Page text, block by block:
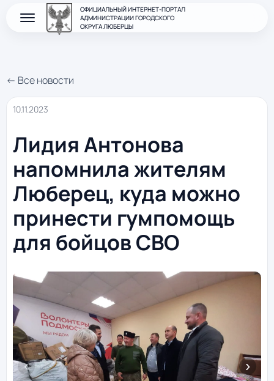
ОФИЦИАЛЬНЫЙ ИНТЕРНЕТ-ПОРТАЛ
АДМИНИСТРАЦИИ ГОРОДСКОГО
ОКРУГА ЛЮБЕРЦЫ
← Все новости
10.11.2023
Лидия Антонова
напомнила жителям
Люберец, куда можно
принести гумпомощь
для бойцов СВО